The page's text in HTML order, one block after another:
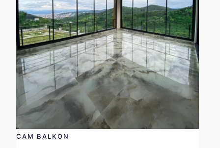
CAM BALKON